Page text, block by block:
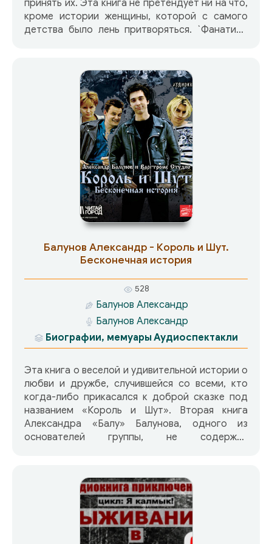
принять их. Эта книга не претендует ни на что,
кроме истории женщины, которой с самого
детства было лень притворяться. `Фанатизм
поколению, родившемуся без Сталина.
Надеюсь, что книга эта — не только обо мне,
но и о времени; эдакий стриптиз на фоне
второй половины двадцатого века`.
Балунов Александр - Король и Шут.
Бесконечная история
528
Балунов Александр
Балунов Александр
Биографии, мемуары Аудиоспектакли
Эта книга о веселой и удивительной истории о
любви и дружбе, случившейся со всеми, кто
когда-либо прикасался к доброй сказке под
названием «Король и Шут». Вторая книга
Александра «Балу» Балунова, одного из
основателей группы, не содержит
постарался рассказать множество правдивых
историй про себя и своих друзей, а потом и
друзей попросил сделать то же самое. Ведь за
годы существования группы таких веселых
историй скопилось немало и хватило на целую